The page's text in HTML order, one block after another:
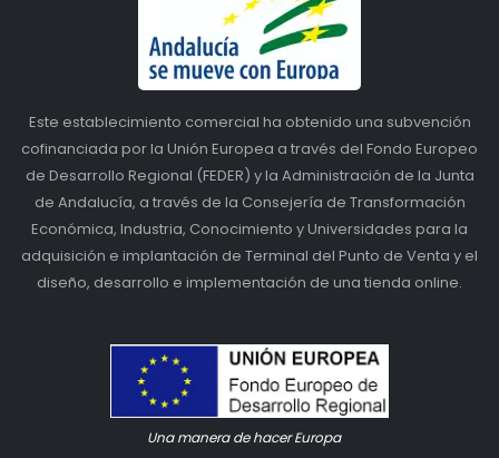
Este establecimiento comercial ha obtenido una subvención
cofinanciada por la Unión Europea a través del Fondo Europeo
de Desarrollo Regional (FEDER) y la Administración de la Junta
de Andalucía, a través de la Consejería de Transformación
Económica, Industria, Conocimiento y Universidades para la
adquisición e implantación de Terminal del Punto de Venta y el
diseño, desarrollo e implementación de una tienda online.
Una manera de hacer Europa